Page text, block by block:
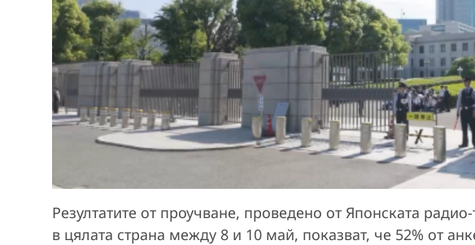
Резултатите от проучване, проведено от Японската
в цялата страна между 8 и 10 май, показват, че 52% от